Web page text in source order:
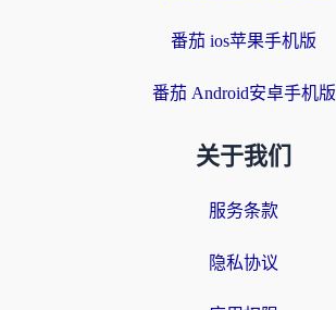
番茄 ios苹果手机版
番茄 Android安卓手机版
关于我们
服务条款
隐私协议